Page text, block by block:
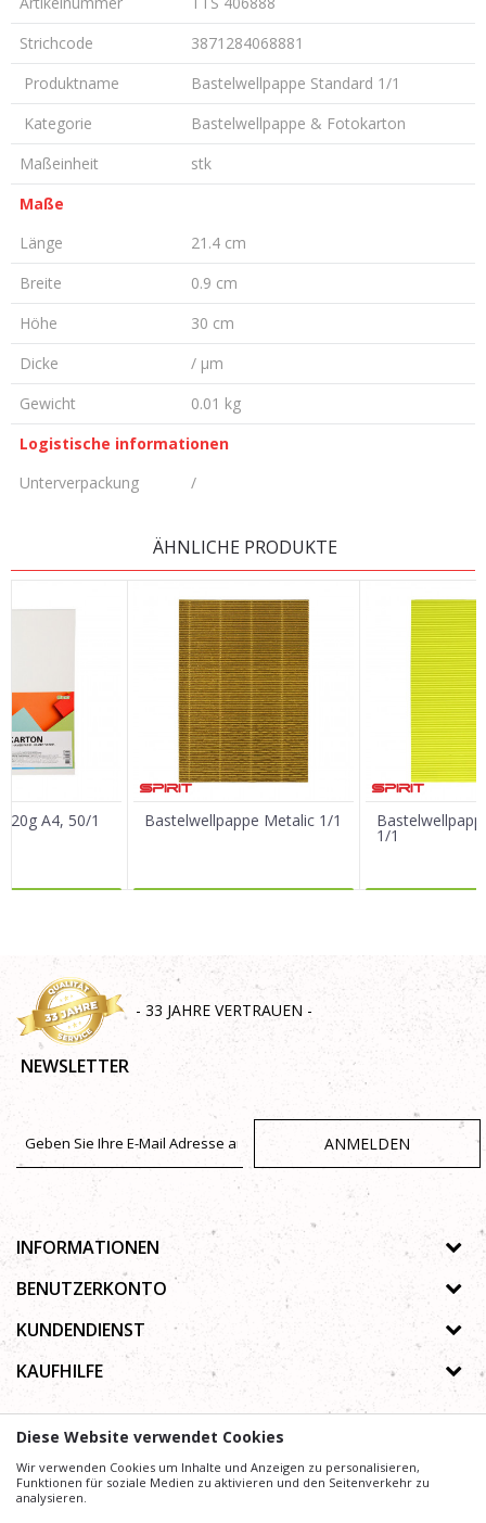
Strichcode
3871284068881
Produktname
Bastelwellpappe Standard 1/1
Kategorie
Bastelwellpappe & Fotokarton
Maßeinheit
stk
Maße
Länge
21.4 cm
Breite
0.9 cm
Höhe
30 cm
Dicke
/ µm
Gewicht
0.01 kg
Logistische informationen
Unterverpackung
/
Nachricht
ÄHNLICHE PRODUKTE
A4, 50/1 Bastelwellpappe Metalic 1/1
1/1
- 33 JAHRE VERTRAUEN -
NEWSLETTER
ANMELDEN
INFORMATIONEN
Über uns
Geschäfte
Zusammenarbeit
BENUTZERKONTO
Registrierungsanweisungen
Passwort vergessen
KUNDENDIENST
Datenschutz-Bestimmungen
Nutzungsbedingungen
KAUFHILFE
Häufig gestellte Fragen
Wir geben unsMühe,die Beschreibung von Produkten, Anzeige von Bildern und
Preise präzise und Profesionell wie möglich zu gestalten. Wir können jedoch nicht
garantieren, dass alle Informationen vollständig und fehlerfrei sind.
Diese Website verwendet Cookies
Wir verwenden Cookies um Inhalte und Anzeigen zu personalisieren,
Funktionen für soziale Medien zu aktivieren und den Seitenverkehr zu
analysieren.